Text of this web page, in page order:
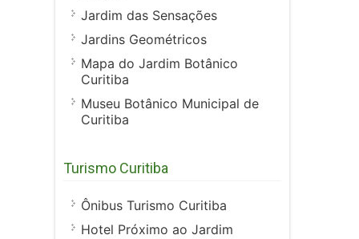
Jardim das Sensações
Jardins Geométricos
Mapa do Jardim Botânico
Curitiba
Museu Botânico Municipal de
Curitiba
Turismo Curitiba
Ônibus Turismo Curitiba
Hotel Próximo ao Jardim